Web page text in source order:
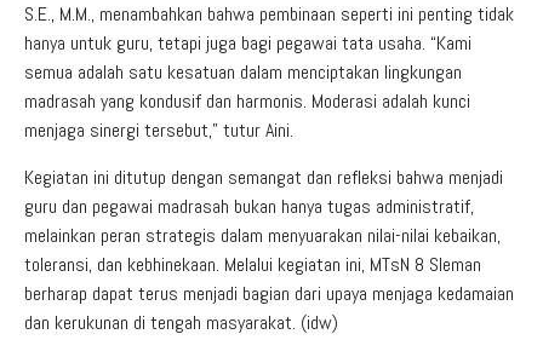
S.E., M.M., menambahkan bahwa pembinaan seperti ini penting tidak
hanya untuk guru, tetapi juga bagi pegawai tata usaha. “Kami
semua adalah satu kesatuan dalam menciptakan lingkungan
madrasah yang kondusif dan harmonis. Moderasi adalah kunci
menjaga sinergi tersebut,” tutur Aini.
Kegiatan ini ditutup dengan semangat dan refleksi bahwa menjadi
guru dan pegawai madrasah bukan hanya tugas administratif,
melainkan peran strategis dalam menyuarakan nilai-nilai kebaikan,
toleransi, dan kebhinekaan. Melalui kegiatan ini, MTsN 8 Sleman
berharap dapat terus menjadi bagian dari upaya menjaga kedamaian
dan kerukunan di tengah masyarakat. (idw)